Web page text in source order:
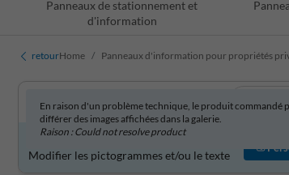
Panneaux de stationnement et
d'information
retourHome Panneaux d'information pour propriétés
En raison d'un problème technique, le produit commandé
différer des images affichées dans la galerie.
Raison : Could not resolve product
Voir
Produit personnalisable ?
Modifier les pictogrammes et/ou le texte